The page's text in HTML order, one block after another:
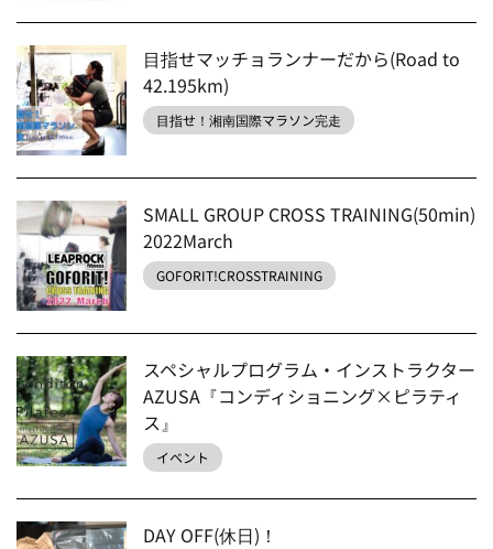
目指せマッチョランナーだから(Road to
42.195km)
目指せ！湘南国際マラソン完走
SMALL GROUP CROSS TRAINING(50min)
2022March
GOFORIT!CROSSTRAINING
スペシャルプログラム・インストラクター
AZUSA『コンディショニング×ピラティ
ス』
イベント
DAY OFF(休日)！